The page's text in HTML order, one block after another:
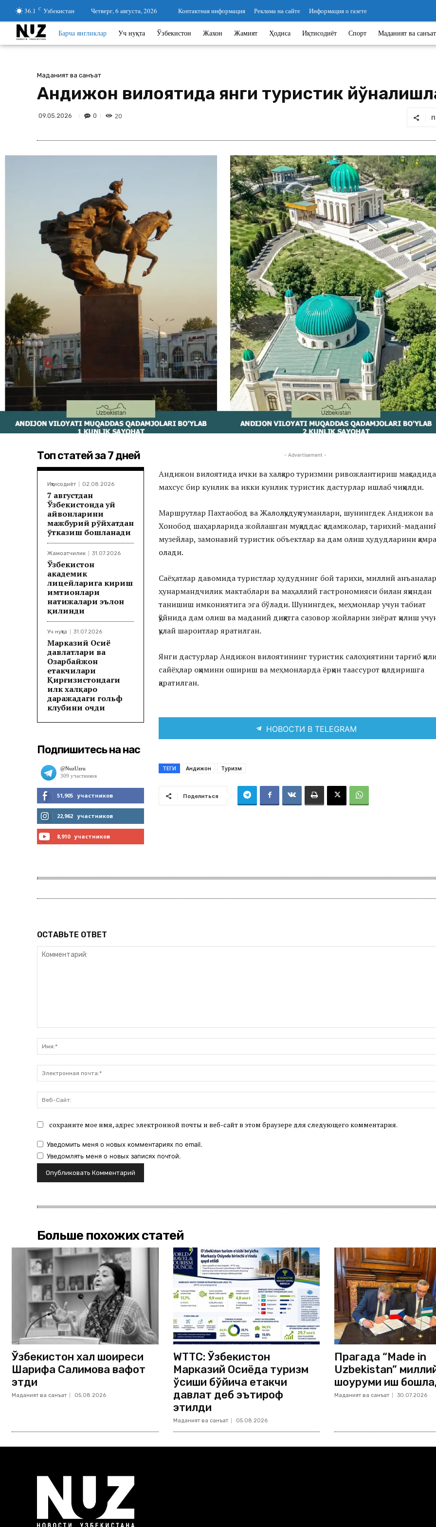
36.1 C Узбекистан Четверг, 6 августа, 2026 Контактная информация Реклама на сайте Информация о газете
Барча янгликлар Уч нуқта Ўзбекистон Жахон Жамият Ҳодиса Иқтисодиёт Спорт Маданият ва санъат
Маданият ва санъат
Андижон вилоятида янги туристик
09.05.2026 0 20
Топ статей за 7 дней
Иқтисодиёт 02.08.2026
7 августдан
Ўзбекистонда уй
ҳайвонларини
мажбурий рўйхатдан
ўтказиш бошланади
Жамоатчилик 31.07.2026
Ўзбекистон
академик
лицейларига кириш
имтиҳонлари
натижалари эълон
қилинди
Уч нуқта 31.07.2026
Марказий Осиё
давлатлари ва
Озарбайжон
етакчилари
Қирғизистондаги
илк халқаро
даражадаги гольф
клубини очди
Подпишитесь на нас
51,905 участников
МНЕ НРАВИТСЯ
22,962 участников
8,910 участников
- Advertisement -
Андижон вилоятида ички ва халқаро туризмни ривожлантириш мақсадида
махсус бир кунлик ва икки кунлик туристик дастурлар ишлаб чиқилди.
Маршрутлар Пахтаобод ва Жалолқудуқ туманлари, шунингдек Андижон ва
Хонобод шаҳарларида жойлашган муқаддас қадамжолар, тарихий-
музейлар, замонавий туристик объектлар ва дам олиш ҳудудларини
олади.
Саёҳатлар давомида туристлар ҳудуднинг бой тарихи, миллий
ҳунармандчилик мактаблари ва маҳаллий гастрономияси билан яқиндан
танишиш имкониятига эга бўлади. Шунингдек, меҳмонлар учун табиат
қўйнида дам олиш ва маданий диққатга сазовор жойларни зиёрат қилиш
қулай шароитлар яратилган.
Янги дастурлар Андижон вилоятининг туристик салоҳиятини тарғиб
сайёҳлар оқимини ошириш ва меҳмонларда ёрқин таассурот қолдиришга
қаратилган.
НОВОСТИ В TELEGRAM
ТЕГИ Андижон Туризм
Поделиться
ОСТАВЬТЕ ОТВЕТ
сохраните мое имя, адрес электронной почты и веб-сайт в этом браузере для следующего комментария.
Уведомить меня о новых комментариях по email.
Уведомлять меня о новых записях почтой.
Больше похожих статей
Ўзбекистон халқ шоиреси
Шарифа Салимова вафот
этди
Маданият ва санъат 05.08.2026
WTTC: Ўзбекистон
Марказий Осиёда туризм
ўсиши бўйича етакчи
давлат деб эътироф
этилди
Маданият ва санъат 05.08.2026
Прагада “Made in
Uzbekistan”
шоуруми иш
Маданият ва санъат 30.07.2026